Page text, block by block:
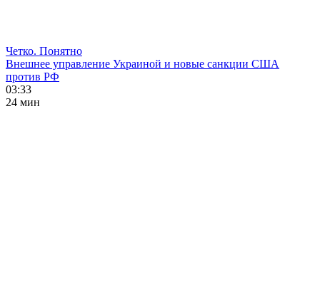
Четко. Понятно
Внешнее управление Украиной и новые санкции США
против РФ
03:33
24 мин